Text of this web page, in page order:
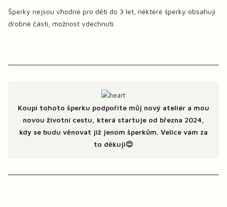
Šperky nejsou vhodné pro děti do 3 let, některé šperky obsahují
drobné části, možnost vdechnutí.
Koupí tohoto šperku podpoříte můj nový ateliér a mou
novou životní cestu, která startuje od března 2024,
kdy se budu věnovat již jenom šperkům. Velice vám za
to děkuji😊